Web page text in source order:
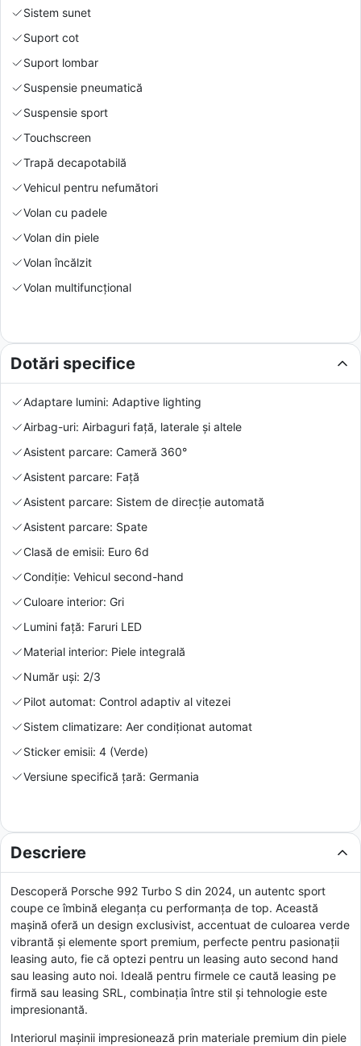
Sistem sunet
Suport cot
Suport lombar
Suspensie pneumatică
Suspensie sport
Touchscreen
Trapă decapotabilă
Vehicul pentru nefumători
Volan cu padele
Volan din piele
Volan încălzit
Volan multifuncțional
Dotări specifice
Adaptare lumini: Adaptive lighting
Airbag-uri: Airbaguri față, laterale și altele
Asistent parcare: Cameră 360°
Asistent parcare: Față
Asistent parcare: Sistem de direcție automată
Asistent parcare: Spate
Clasă de emisii: Euro 6d
Condiție: Vehicul second-hand
Culoare interior: Gri
Lumini față: Faruri LED
Material interior: Piele integrală
Număr uși: 2/3
Pilot automat: Control adaptiv al vitezei
Sistem climatizare: Aer condiționat automat
Sticker emisii: 4 (Verde)
Versiune specifică țară: Germania
Descriere
Descoperă Porsche 992 Turbo S din 2024, un autentc sport
coupe ce îmbină eleganța cu performanța de top. Această
mașină oferă un design exclusivist, accentuat de culoarea verde
vibrantă și elemente sport premium, perfecte pentru pasionații
leasing auto, fie că optezi pentru un leasing auto second hand
sau leasing auto noi. Ideală pentru firmele ce caută leasing pe
firmă sau leasing SRL, combinația între stil și tehnologie este
impresionantă.
Interiorul mașinii impresionează prin materiale premium din piele